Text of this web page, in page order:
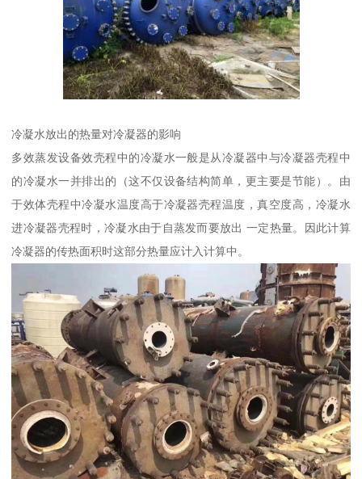
冷凝水放出的热量对冷凝器的影响
多效蒸发设备效壳程中的冷凝水一般是从冷凝器中与冷凝器壳程中
的冷凝水一并排出的（这不仅设备结构简单，更主要是节能）。由
于效体壳程中冷凝水温度高于冷凝器壳程温度，真空度高，冷凝水
进冷凝器壳程时，冷凝水由于自蒸发而要放出 一定热量。因此计算
冷凝器的传热面积时这部分热量应计入计算中。